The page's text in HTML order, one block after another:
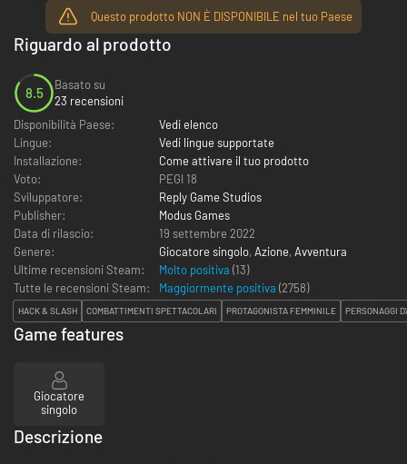
Questo prodotto NON È DISPONIBILE nel tuo Paese
Riguardo al prodotto
8.5
Basato su
23 recensioni
Disponibilità Paese:
Vedi elenco
Lingue:
Vedi lingue supportate
Installazione:
Come attivare il tuo prodotto
Voto:
PEGI 18
Sviluppatore:
Reply Game Studios
Publisher:
Modus Games
Data di rilascio:
19 settembre 2022
Genere:
Giocatore singolo, Azione, Avventura
Ultime recensioni Steam:
Molto positiva (13)
Tutte le recensioni Steam:
Maggiormente positiva (2758)
HACK & SLASH COMBATTIMENTI SPETTACOLARI PROTAGONISTA FEMMINILE PERSONAGGI
Game features
Giocatore
singolo
Descrizione